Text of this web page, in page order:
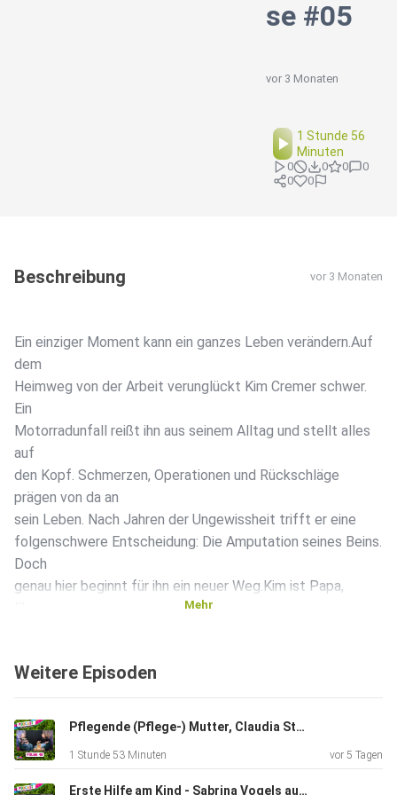
se #05
vor 3 Monaten
1 Stunde 56
Minuten
0 0 0
0
0
0
Beschreibung vor 3 Monaten
Ein einziger Moment kann ein ganzes Leben verändern.Auf
dem
Heimweg von der Arbeit verunglückt Kim Cremer schwer.
Ein
Motorradunfall reißt ihn aus seinem Alltag und stellt alles
auf
den Kopf. Schmerzen, Operationen und Rückschläge
prägen von da an
sein Leben. Nach Jahren der Ungewissheit trifft er eine
folgenschwere Entscheidung: Die Amputation seines Beins.
Doch
genau hier beginnt für ihn ein neuer Weg.Kim ist Papa,
kämpft er sich Schritt für Schritt zurück ins Leben. Mit
Willen arbeitet er daran, wieder stark zu werden und im
Paratriathlon durchzustarten Zwischen Unfall und
Neubeginn
spricht er offen über Zweifel und mentale Stärke. Über die
Mehr
Weitere Episoden
Pflegende (Pflege-) Mutter, Claudia Staudt auf der Kinderspielwiese #018
1 Stunde 53 Minuten vor 5 Tagen
Erste Hilfe am Kind - Sabrina Vogels auf der Kinderspielwiese #017